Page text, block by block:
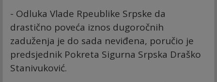
- Odluka Vlade Rpeublike Srpske da
drastično poveća iznos dugoročnih
zaduženja je do sada neviđena, poručio je
predsjednik Pokreta Sigurna Srpska Draško
Stanivuković.